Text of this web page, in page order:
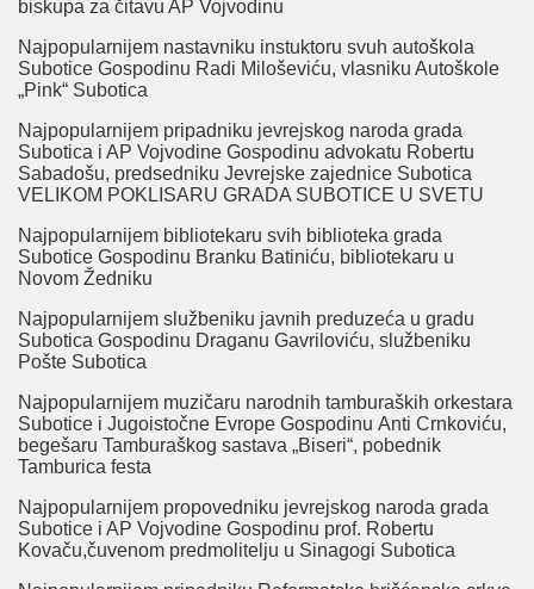
biskupa za čitavu AP Vojvodinu
Najpopularnijem nastavniku instuktoru svuh autoškola
Subotice Gospodinu Radi Miloševiću, vlasniku Autoškole
„Pink“ Subotica
Najpopularnijem pripadniku jevrejskog naroda grada
Subotica i AP Vojvodine Gospodinu advokatu Robertu
Sabadošu, predsedniku Jevrejske zajednice Subotica
VELIKOM POKLISARU GRADA SUBOTICE U SVETU
Najpopularnijem bibliotekaru svih biblioteka grada
Subotice Gospodinu Branku Batiniću, bibliotekaru u
Novom Žedniku
Najpopularnijem službeniku javnih preduzeća u gradu
Subotica Gospodinu Draganu Gavriloviću, službeniku
Pošte Subotica
Najpopularnijem muzičaru narodnih tamburaških orkestara
Subotice i Jugoistočne Evrope Gospodinu Anti Crnkoviću,
begešaru Tamburaškog sastava „Biseri“, pobednik
Tamburica festa
Najpopularnijem propovedniku jevrejskog naroda grada
Subotice i AP Vojvodine Gospodinu prof. Robertu
Kovaču,čuvenom predmolitelju u Sinagogi Subotica